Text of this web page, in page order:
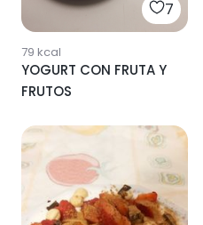
7
79 kcal
YOGURT CON FRUTA Y
FRUTOS